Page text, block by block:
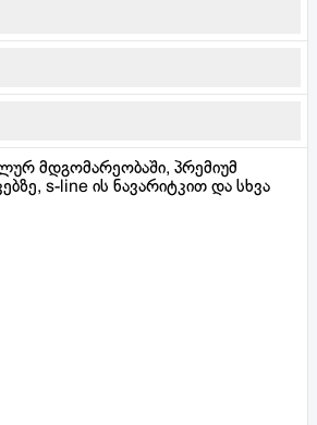
მდგომარეობაში, პრემიუმ
s-line ის ნავარიტკით და სხვა